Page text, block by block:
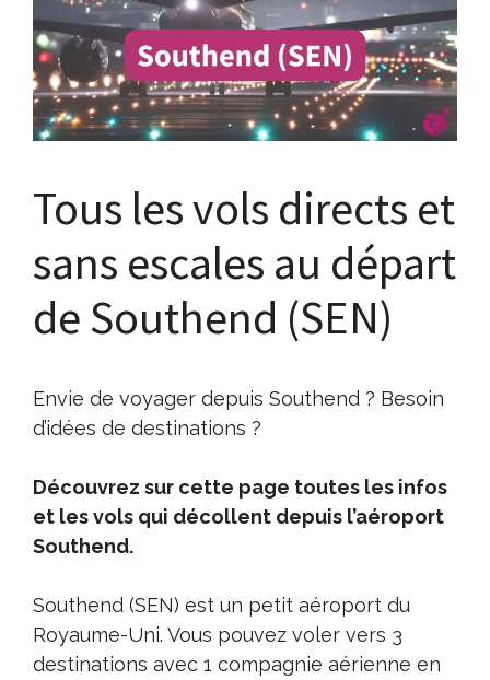
Tous les vols directs et
sans escales au départ
de Southend (SEN)
Envie de voyager depuis Southend ? Besoin
d’idées de destinations ?
Découvrez sur cette page toutes les infos
et les vols qui décollent depuis l’aéroport
Southend.
Southend (SEN) est un petit aéroport du
Royaume-Uni. Vous pouvez voler vers 3
destinations avec 1 compagnie aérienne en